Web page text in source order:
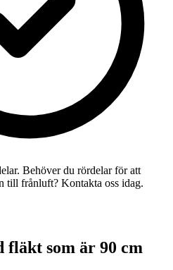
Behöver du rördelar för att
till frånluft? Kontakta oss idag.
fläkt som är 90 cm